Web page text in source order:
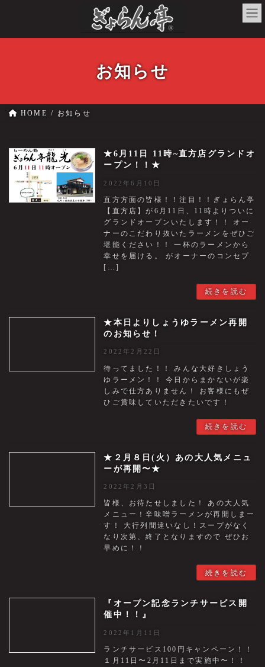
ン
ー
お知らせ
HOME お知らせ
★6月11日 11時~直方店グランドオ
ープン！！★
2022年6月10日
直方方面の皆様！！注目！！ぎょらん亭
【直方店】が6月11日、11時よりついに
グランドオープンいたします！！ オー
ナーのこだわり抜いたラーメンをぜひご
堪能ください！！ 一杯のラーメンから
幸せを届ける。 がオーナーのコンセプ
[…]
続きを読む
★本日よりしょうゆラーメン再開
のお知らせ！
2022年2月22日
待ってました！！ みんな大好きしょう
ゆラーメン！！ 今日からまかないが楽
しみで仕方ありません！ お客様にもぜ
ひご賞味していただきたいです！
続きを読む
★２月８日(火）あの大人気メニュ
ーが再開〜★
2022年2月3日
皆様、お待たせしました！ あの大人気
メニュー！辛味噌ラーメンが再開しまー
す！ 大行列間違いなし！スープがなく
なり次第、終了となりますので ぜひお
早めに！！
続きを読む
『オープン記念ランチサービス開
催中！！』
2022年1月11日
ランチサービス100円キャンペーン！！
１月11日〜2月11日まで実施中〜！！